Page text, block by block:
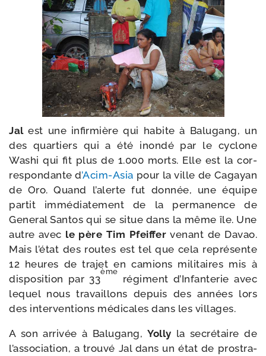
Jalest une infir­mière qui habite à Balugang, un
des quar­tiers qui a été inon­dé par le cyclone
Washi qui fit plus de 1.000 morts. Elle est la cor­
res­pon­dante d’Acim-​Asia pour la ville de Cagayan
de Oro. Quand l’alerte fut don­née, une équipe
par­tit immé­dia­te­ment de la per­ma­nence de
General Santos qui se situe dans la même île. Une
autre avec le père Tim Pfeiffer venant de Davao.
Mais l’état des routes est tel que cela repré­sente
12 heures de tra­jet en camions mili­taires mis à
dis­po­si­tion par 33
ème
régi­ment d’Infanterie avec
lequel nous tra­vaillons depuis des années lors
des inter­ven­tions médi­cales dans les villages.
A son arri­vée à Balugang,Yolly la secré­taire de
l’association, a trou­vé Jal dans un état de pros­tra­